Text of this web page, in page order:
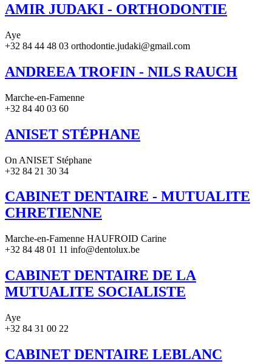
AMIR JUDAKI - ORTHODONTIE
Aye
+32 84 44 48 03 orthodontie.judaki@gmail.com
ANDREEA TROFIN - NILS RAUCH
Marche-en-Famenne
+32 84 40 03 60
ANISET STÉPHANE
On ANISET Stéphane
+32 84 21 30 34
CABINET DENTAIRE - MUTUALITE
CHRETIENNE
Marche-en-Famenne HAUFROID Carine
+32 84 48 01 11 info@dentolux.be
CABINET DENTAIRE DE LA
MUTUALITE SOCIALISTE
Aye
+32 84 31 00 22
CABINET DENTAIRE LEBLANC